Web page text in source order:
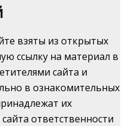
взяты из открытых
ссылку на материал в
сайта и
в ознакомительных
их
ответственности